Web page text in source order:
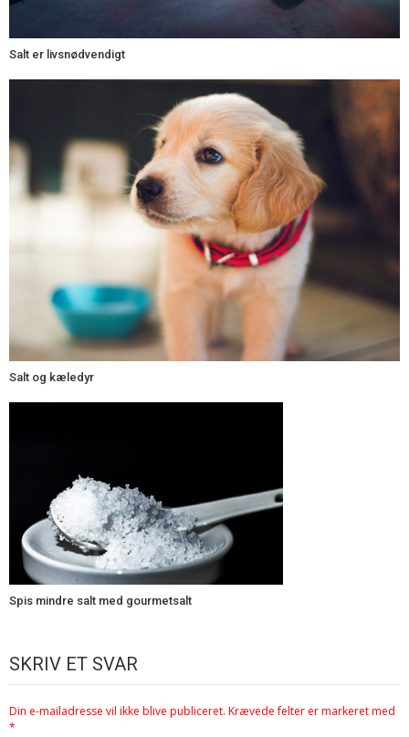
Salt er livsnødvendigt
Salt og kæledyr
Spis mindre salt med gourmetsalt
SKRIV ET SVAR
Din e-mailadresse vil ikke blive publiceret. Krævede felter er markeret med
*